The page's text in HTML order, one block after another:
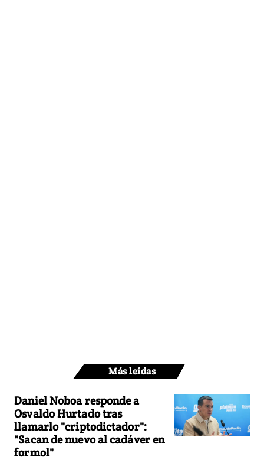
Más leídas
Daniel Noboa responde a
Osvaldo Hurtado tras
llamarlo "criptodictador":
"Sacan de nuevo al cadáver en
formol"